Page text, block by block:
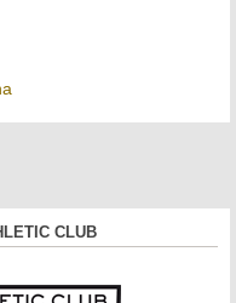
CLUB